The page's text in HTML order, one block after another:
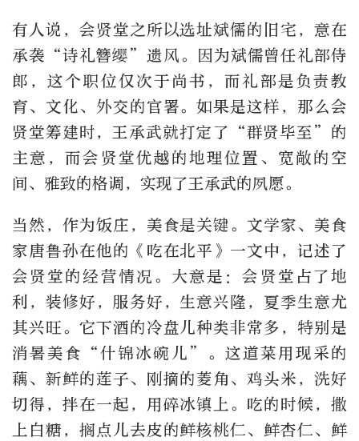
有人说，会贤堂之所以选址斌儒的旧宅，意在
承袭“诗礼簪缨”遗风。因为斌儒曾任礼部侍
郎，这个职位仅次于尚书，而礼部是负责教
育、文化、外交的官署。如果是这样，那么会
贤堂筹建时，王承武就打定了“群贤毕至”的
主意，而会贤堂优越的地理位置、宽敞的空
间、雅致的格调，实现了王承武的夙愿。
当然，作为饭庄，美食是关键。文学家、美食
家唐鲁孙在他的《吃在北平》一文中，记述了
会贤堂的经营情况。大意是：会贤堂占了地
利，装修好，服务好，生意兴隆，夏季生意尤
其兴旺。它下酒的冷盘儿种类非常多，特别是
消暑美食“什锦冰碗儿”。这道菜用现采的
藕、新鲜的莲子、刚摘的菱角、鸡头米，洗好
切得，拌在一起，用碎冰镇上。吃的时候，撒
上白糖，搁点儿去皮的鲜核桃仁、鲜杏仁、鲜